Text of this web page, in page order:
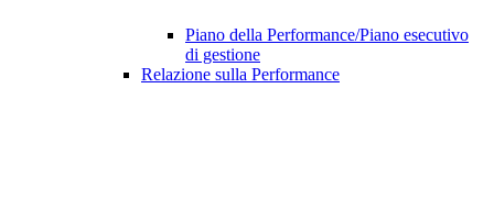
Piano della Performance/Piano esecutivo
di gestione
Relazione sulla Performance